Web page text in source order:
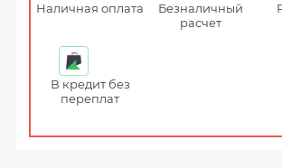
Наличная оплата
Безналичный
расчет
В кредит без
переплат